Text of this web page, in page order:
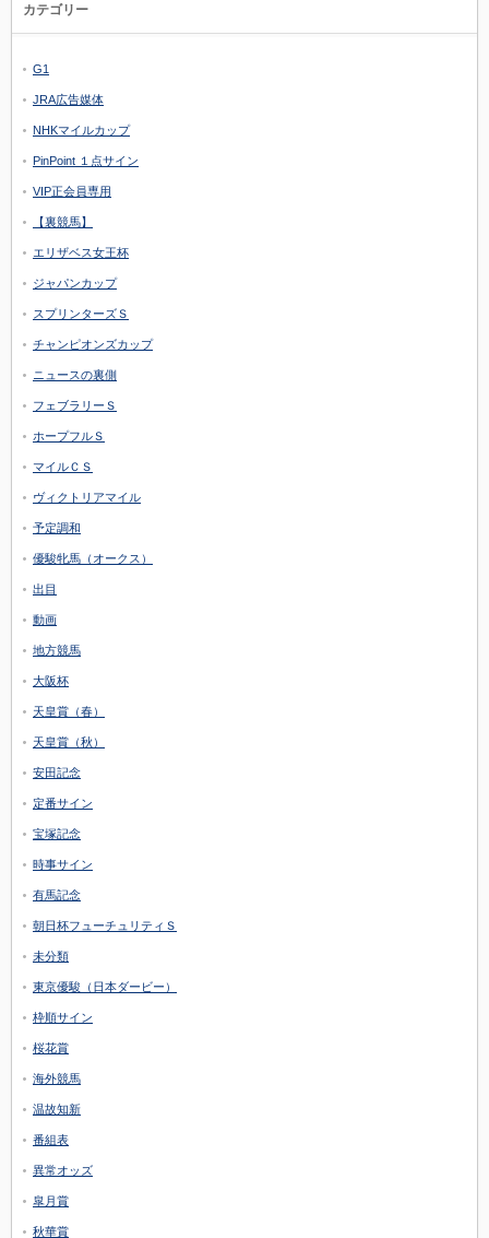
カテゴリー
G1
JRA広告媒体
NHKマイルカップ
PinPoint １点サイン
VIP正会員専用
【裏競馬】
エリザベス女王杯
ジャパンカップ
スプリンターズＳ
チャンピオンズカップ
ニュースの裏側
フェブラリーＳ
ホープフルＳ
マイルＣＳ
ヴィクトリアマイル
予定調和
優駿牝馬（オークス）
出目
動画
地方競馬
大阪杯
天皇賞（春）
天皇賞（秋）
安田記念
定番サイン
宝塚記念
時事サイン
有馬記念
朝日杯フューチュリティＳ
未分類
東京優駿（日本ダービー）
枠順サイン
桜花賞
海外競馬
温故知新
番組表
異常オッズ
皐月賞
秋華賞